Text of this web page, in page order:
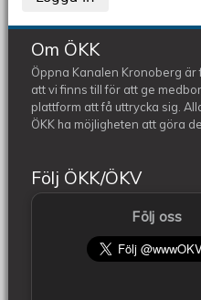
Om ÖKK
Öppna Kanalen Kronoberg
att vi finns till för att ge
plattform att få uttrycka sig.
ÖKK ha möjligheten att göra
Följ ÖKK/ÖKV
Följ oss